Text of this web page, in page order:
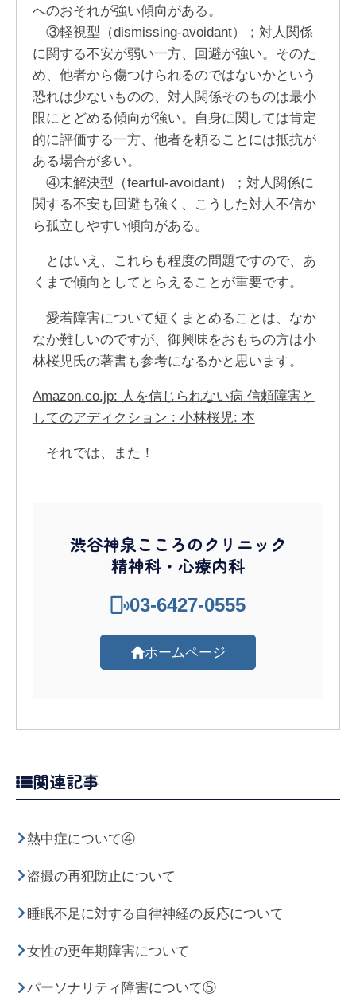
へのおそれが強い傾向がある。
③軽視型（dismissing-avoidant）；対人関係
に関する不安が弱い一方、回避が強い。そのた
め、他者から傷つけられるのではないかという
恐れは少ないものの、対人関係そのものは最小
限にとどめる傾向が強い。自身に関しては肯定
的に評価する一方、他者を頼ることには抵抗が
ある場合が多い。
④未解決型（fearful-avoidant）；対人関係に
関する不安も回避も強く、こうした対人不信か
ら孤立しやすい傾向がある。
とはいえ、これらも程度の問題ですので、あ
くまで傾向としてとらえることが重要です。
愛着障害について短くまとめることは、なか
なか難しいのですが、御興味をおもちの方は小
林桜児氏の著書も参考になるかと思います。
Amazon.co.jp: 人を信じられない病 信頼障害と
してのアディクション : 小林桜児: 本
それでは、また！
渋谷神泉こころのクリニック
精神科・心療内科
03-6427-0555
ホームページ
関連記事
熱中症について④
盗撮の再犯防止について
睡眠不足に対する自律神経の反応について
女性の更年期障害について
パーソナリティ障害について⑤